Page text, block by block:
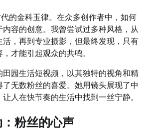
代的金科玉律。在众多创作者中，如何
容的创意。我曾尝试过多种风格，从
，再到专业摄影，但最终发现，只有
才能引起观众的共鸣。
田园生活短视频，以其独特的视角和精
无数粉丝的喜爱。她用镜头展现了中
人在快节奏的生活中找到一丝宁静。
粉丝的心声